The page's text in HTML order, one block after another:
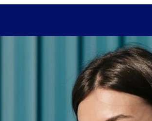
Equipe